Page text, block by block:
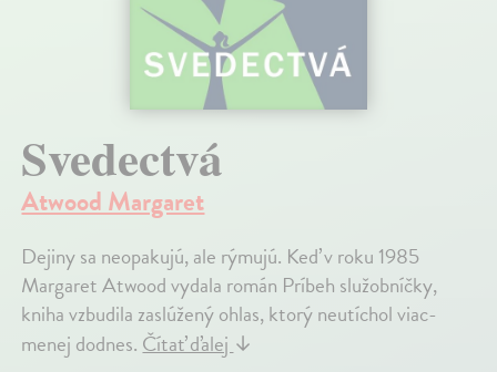
Svedectvá
Atwood Margaret
Dejiny sa neopakujú, ale rýmujú. Keď v roku 1985
Margaret Atwood vydala román Príbeh služobníčky,
kniha vzbudila zaslúžený ohlas, ktorý neutíchol viac-
menej dodnes.Čítať ďalej↓